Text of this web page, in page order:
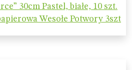
30cm Pastel, białe, 10 szt.
Wesołe Potwory 3szt